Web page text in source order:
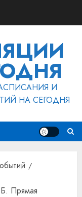
И
НА СЕГОДНЯ
Прямая